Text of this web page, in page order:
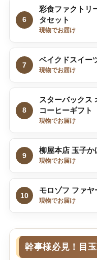
6
彩食ファクトリ
タセット
現物でお届け
7
ベイクドスイー
現物でお届け
8
スターバックス
コーヒーギフト
現物でお届け
9
柳屋本店 玉子か
現物でお届け
10
モロゾフ ファヤ
現物でお届け
幹事様必見！目